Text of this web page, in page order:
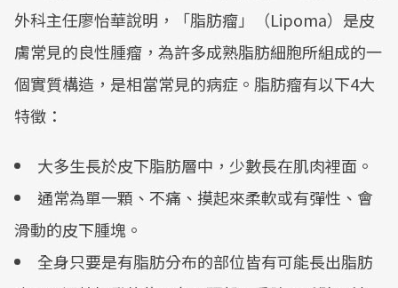
外科主任廖怡華說明，「脂肪瘤」（Lipoma）是皮
膚常見的良性腫瘤，為許多成熟脂肪細胞所組成的一
個實質構造，是相當常見的病症。脂肪瘤有以下4大
特徵：
大多生長於皮下脂肪層中，少數長在肌肉裡面。
通常為單一顆、不痛、摸起來柔軟或有彈性、會
滑動的皮下腫塊。
全身只要是有脂肪分布的部位皆有可能長出脂肪